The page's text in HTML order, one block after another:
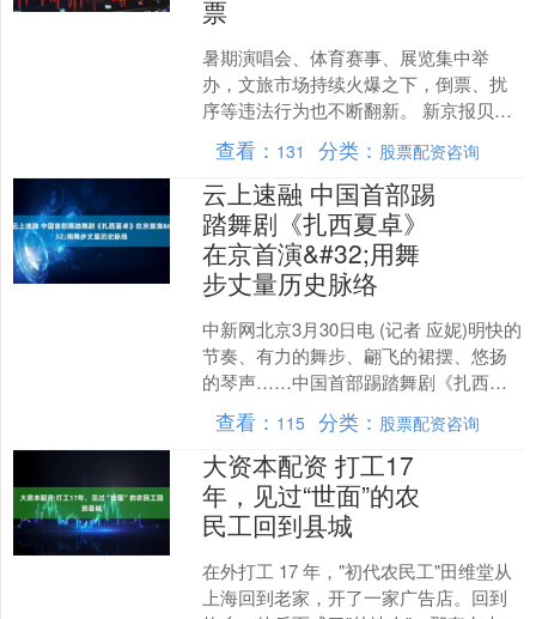
票
暑期演唱会、体育赛事、展览集中举
办，文旅市场持续火爆之下，倒票、扰
序等违法行为也不断翻新。 新京报贝壳
财经记者从上海警方查获的案件中了解
到，目前主要有2种手法：....
查看： 131 分类： 股票配资咨询
云上速融 中国首部踢
踏舞剧《扎西夏卓》
在京首演&#32;用舞
步丈量历史脉络
中新网北京3月30日电 (记者 应妮)明快的
节奏、有力的舞步、翩飞的裙摆、悠扬
的琴声……中国首部踢踏舞剧《扎西夏
卓》于3月28日、29日在中央歌剧院剧场
完成首演....
查看： 115 分类： 股票配资咨询
大资本配资 打工17
年，见过“世面”的农
民工回到县城
在外打工 17 年，"初代农民工"田维堂从
上海回到老家，开了一家广告店。回到